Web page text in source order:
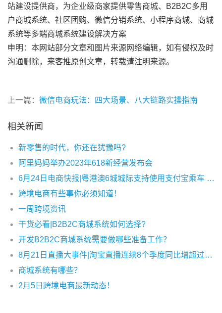
站建设提供商，为企业级商家提供零售商城、B2B2C多用
户商城系统、社区团购、微信分销系统、小程序商城、商城
系统等多端商城系统建设解决方案
申明：本网站部分文章和图片来源网络编辑，如有侵权及时
沟通删除，来客推原创文章，转载请注明来源。
上一篇： 微信电商玩法：四大场景、八大链路实操指南
相关新闻
新零售的时代，你还在犹豫吗?
阿里妈妈举办2023年618新经营发布会
6月24日电商快报|粤港澳6城城际支持使用支付宝乘车 扫码乘车仅需3秒
跨境电商有些事你必须知道！
一周跨境资讯
干货必看|B2B2C商城系统如何选择?
开发B2B2C商城系统需要做哪些准备工作？
8月21日直播大事件|淘宝直播连续8个季度同比增超过100%
商城系统有哪些？
2月5日跨境电商最新动态！